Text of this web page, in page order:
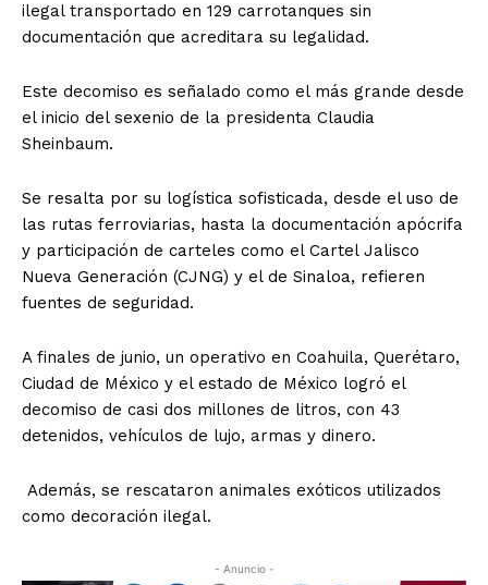
ilegal transportado en 129 carrotanques sin
documentación que acreditara su legalidad.
Este decomiso es señalado como el más grande desde
el inicio del sexenio de la presidenta Claudia
Sheinbaum.
Se resalta por su logística sofisticada, desde el uso de
las rutas ferroviarias, hasta la documentación apócrifa
y participación de carteles como el Cartel Jalisco
Nueva Generación (CJNG) y el de Sinaloa, refieren
fuentes de seguridad.
A finales de junio, un operativo en Coahuila, Querétaro,
Ciudad de México y el estado de México logró el
decomiso de casi dos millones de litros, con 43
detenidos, vehículos de lujo, armas y dinero.
Además, se rescataron animales exóticos utilizados
como decoración ilegal.
- Anuncio -